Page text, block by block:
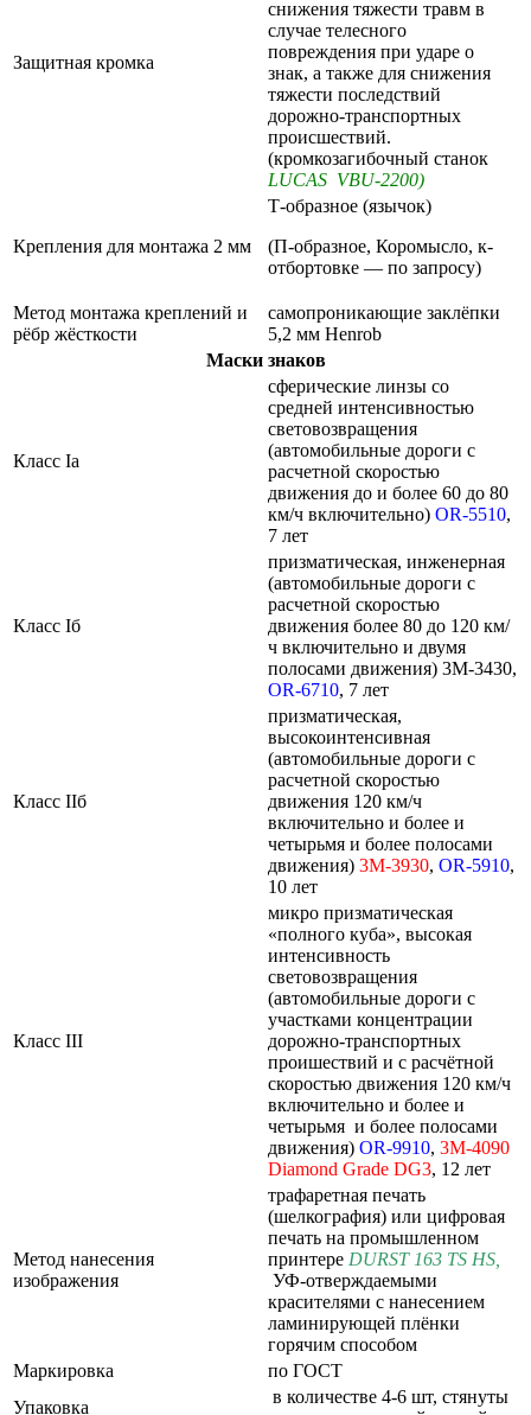
Защитная кромка
снижения тяжести травм в
случае телесного
повреждения при ударе о
знак, а также для снижения
тяжести последствий
дорожно-транспортных
происшествий.
(кромкозагибочный станок
LUCAS VBU-2200)
Крепления для монтажа 2 мм
Т-образное (язычок)
(П-образное, Коромысло, к-
отбортовке — по запросу)
Метод монтажа креплений и
рёбр жёсткости
самопроникающие заклёпки
5,2 мм Henrob
Маски знаков
Класс Ia
сферические линзы со
средней интенсивностью
световозвращения
(автомобильные дороги с
расчетной скоростью
движения до и более 60 до 80
км/ч включительно) OR-5510,
7 лет
Класс Iб
призматическая, инженерная
(автомобильные дороги с
расчетной скоростью
движения более 80 до 120 км/
ч включительно и двумя
полосами движения) 3M-3430,
OR-6710, 7 лет
Класс IIб
призматическая,
высокоинтенсивная
(автомобильные дороги с
расчетной скоростью
движения 120 км/ч
включительно и более и
четырьмя и более полосами
движения) 3M-3930, OR-5910,
10 лет
Класс III
микро призматическая
«полного куба», высокая
интенсивность
световозвращения
(автомобильные дороги с
участками концентрации
дорожно-транспортных
проишествий и с расчётной
скоростью движения 120 км/ч
включительно и более и
четырьмя и более полосами
движения) OR-9910, 3M-4090
Diamond Grade DG3, 12 лет
Метод нанесения
изображения
трафаретная печать
(шелкография) или цифровая
печать на промышленном
принтере DURST 163 TS HS
УФ-отверждаемыми
красителями с нанесением
ламинирующей плёнки
горячим способом
Маркировка
по ГОСТ
Упаковка
в количестве 4-6 шт, стянуты